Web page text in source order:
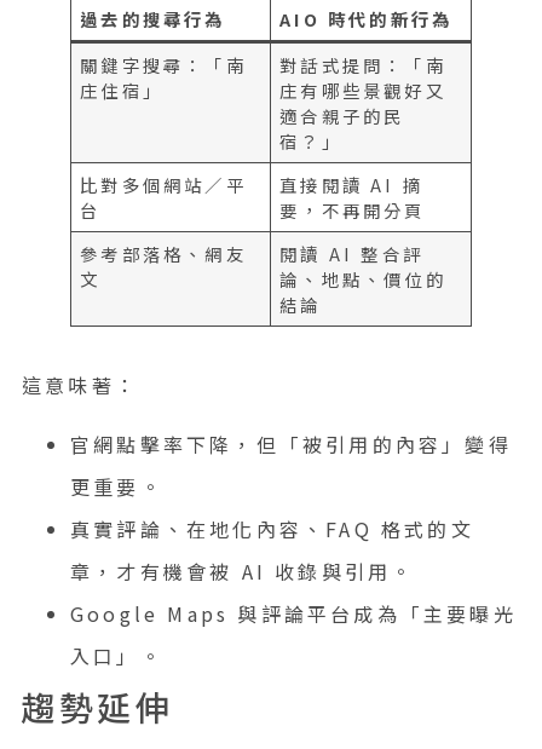
過去的搜尋行為
AIO 時代的新行為
關鍵字搜尋：「南
庄住宿」
對話式提問：「南
庄有哪些景觀好又
適合親子的民
宿？」
比對多個網站／平
台
直接閱讀 AI 摘
要，不再開分頁
參考部落格、網友
文
閱讀 AI 整合評
論、地點、價位的
結論
這意味著：
官網點擊率下降，但「被引用的內容」變得
更重要。
真實評論、在地化內容、FAQ 格式的文
章，才有機會被 AI 收錄與引用。
Google Maps 與評論平台成為「主要曝光
入口」。
趨勢延伸